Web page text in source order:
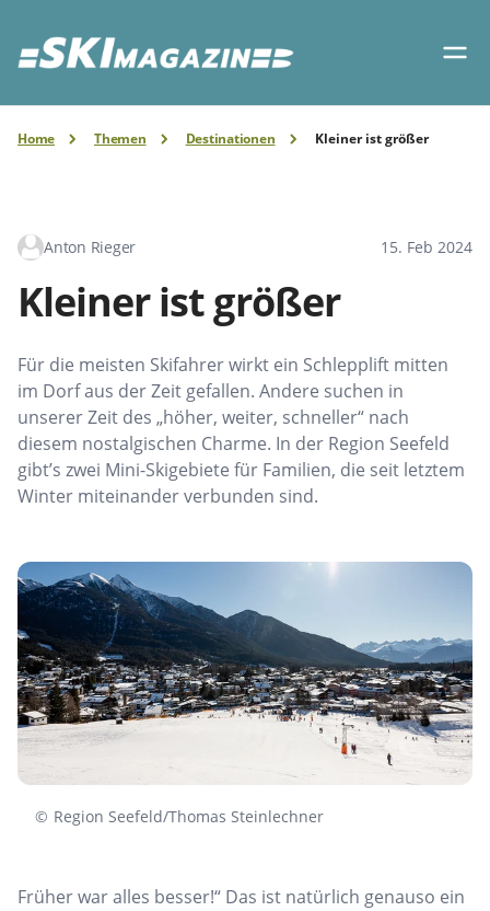
Home Themen Destinationen Kleiner ist größer
Anton Rieger 15. Feb 2024
Kleiner ist größer
Für die meisten Skifahrer wirkt ein Schlepplift mitten
im Dorf aus der Zeit gefallen. Andere suchen in
unserer Zeit des „höher, weiter, schneller“ nach
diesem nostalgischen Charme. In der Region Seefeld
gibt’s zwei Mini-Skigebiete für Familien, die seit letztem
Winter miteinander verbunden sind.
© Region Seefeld/Thomas Steinlechner
Früher war alles besser!“ Das ist natürlich genauso ein